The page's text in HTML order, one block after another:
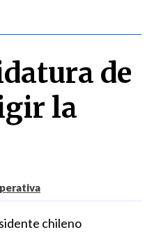
de
la
chileno